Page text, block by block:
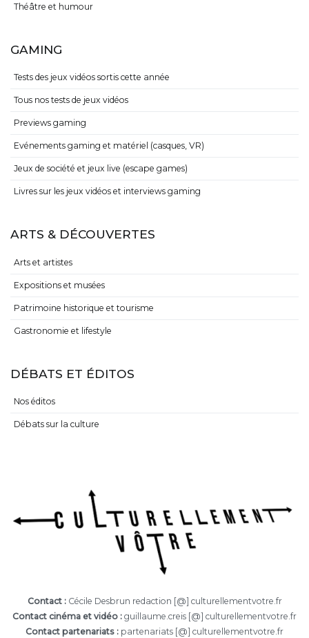
Théâtre et humour
GAMING
Tests des jeux vidéos sortis cette année
Tous nos tests de jeux vidéos
Previews gaming
Evénements gaming et matériel (casques, VR)
Jeux de société et jeux live (escape games)
Livres sur les jeux vidéos et interviews gaming
ARTS & DÉCOUVERTES
Arts et artistes
Expositions et musées
Patrimoine historique et tourisme
Gastronomie et lifestyle
DÉBATS ET ÉDITOS
Nos éditos
Débats sur la culture
Contact :Cécile Desbrun redaction [@] culturellementvotre.fr
Contact cinéma et vidéo : guillaume.creis [@] culturellementvotre.fr
Contact partenariats : partenariats [@] culturellementvotre.fr